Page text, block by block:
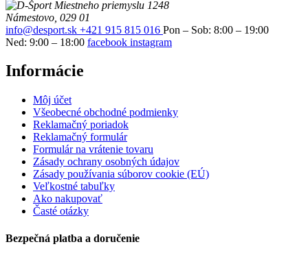
Miestneho priemyslu 1248
Námestovo, 029 01
info@desport.sk +421 915 815 016 Pon – Sob: 8:00 – 19:00
Ned: 9:00 – 18:00 facebook instagram
Informácie
Môj účet
Všeobecné obchodné podmienky
Reklamačný poriadok
Reklamačný formulár
Formulár na vrátenie tovaru
Zásady ochrany osobných údajov
Zásady používania súborov cookie (EÚ)
Veľkostné tabuľky
Ako nakupovať
Časté otázky
Bezpečná platba a doručenie